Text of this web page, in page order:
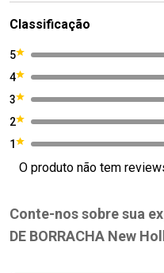
Classificação
5
4
3
2
1
O produto não tem
Conte-nos sobre sua
DE BORRACHA New